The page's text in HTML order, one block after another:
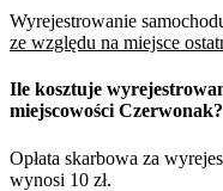
Wyrejestrowanie
ze względu na miejsce
Ile kosztuje
miejscowości Czerwonak?
Opłata skarbowa za
wynosi 10 zł.